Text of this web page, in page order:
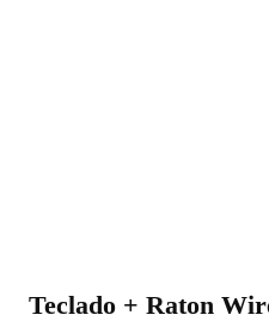
Teclado + Raton